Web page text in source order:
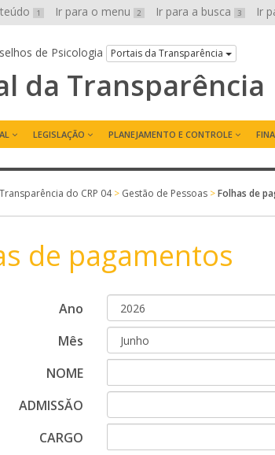
1 Ir para o menu 2 Ir para a busca 3 Ir
de Psicologia Portais da Transparência
da Transparência
LEGISLAÇÃO PLANEJAMENTO E CONTROLE
Transparência do CRP 04> Gestão de Pessoas >Folhas de
de pagamentos
Ano
Mês
NOME
ADMISSĂO
CARGO